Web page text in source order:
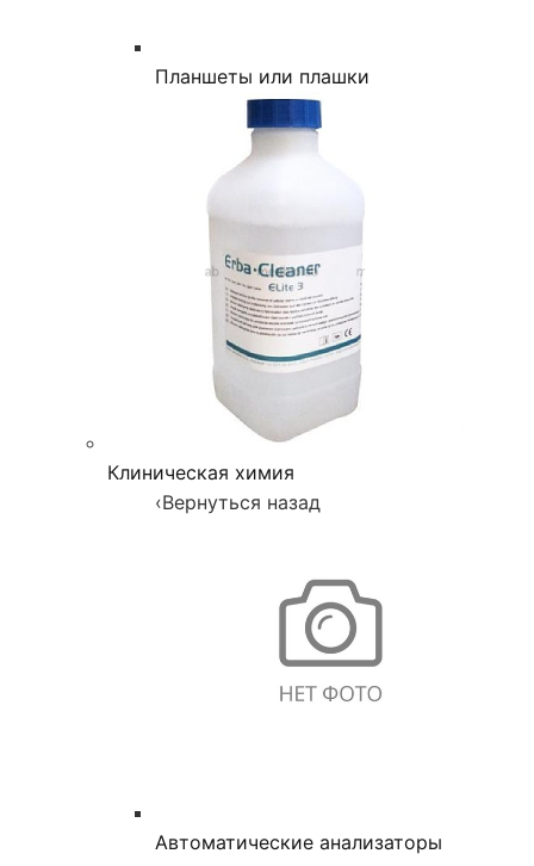
Планшеты или плашки
Клиническая химия
‹Вернуться назад
Автоматические анализаторы